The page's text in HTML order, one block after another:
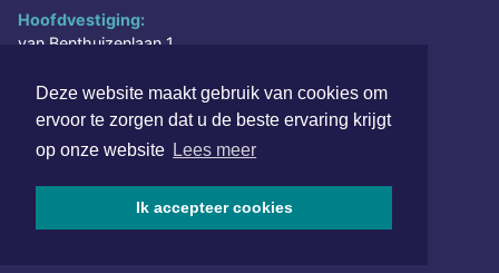
Deze website maakt gebruik van cookies om
ervoor te zorgen dat u de beste ervaring krijgt
op onze website Lees meer
Ik accepteer cookies
Hoofdvestiging:
van Benthuizenlaan 1
redactie@xyto.nl
www.xyto.nl